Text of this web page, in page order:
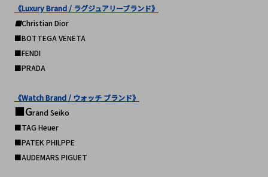
《Luxury Brand / ラグジュアリーブランド》
■Christian Dior
■BOTTEGA VENETA
■FENDI
■PRADA
《Watch Brand / ウォッチ ブランド》
■Grand Seiko
■TAG Heuer
■PATEK PHILPPE
■AUDEMARS PIGUET